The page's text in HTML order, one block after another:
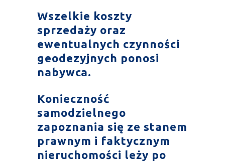
Wszelkie koszty
sprzedaży oraz
ewentualnych czynności
geodezyjnych ponosi
nabywca.
Konieczność
samodzielnego
zapoznania się ze stanem
prawnym i faktycznym
nieruchomości leży po